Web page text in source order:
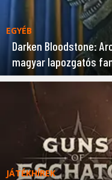
EGYÉB
Darken Bloodstone:
magyar lapozgatós
JÁTÉKHÍREK